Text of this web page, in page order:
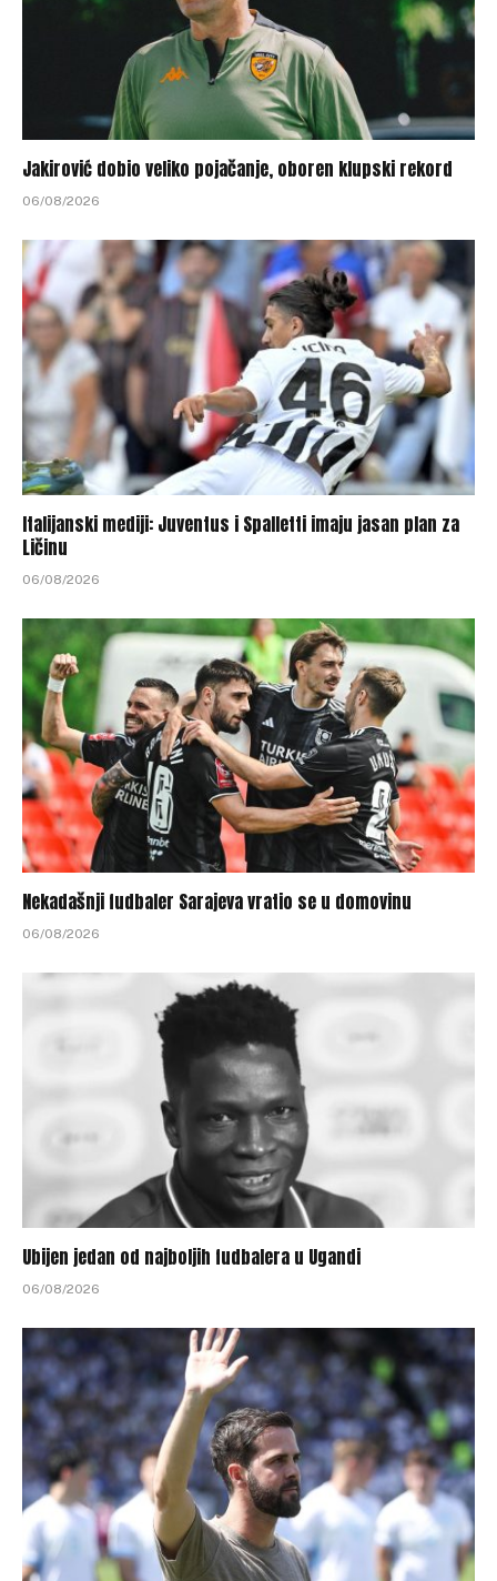
Jakirović dobio veliko pojačanje, oboren klupski rekord
06/08/2026
Italijanski mediji: Juventus i Spalletti imaju jasan plan za
Ličinu
06/08/2026
Nekadašnji fudbaler Sarajeva vratio se u domovinu
06/08/2026
Ubijen jedan od najboljih fudbalera u Ugandi
06/08/2026